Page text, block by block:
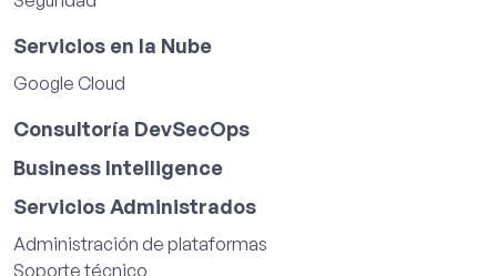
Servicios en la Nube
Google Cloud
Consultoría DevSecOps
Business Intelligence
Servicios Administrados
Administración de plataformas
Soporte técnico